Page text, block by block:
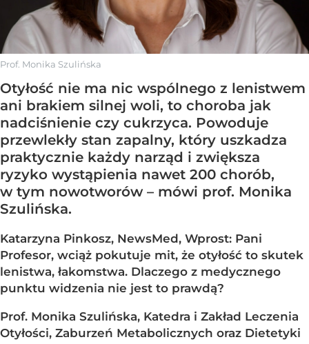
Prof. Monika Szulińska
Otyłość nie ma nic wspólnego z lenistwem
ani brakiem silnej woli, to choroba jak
nadciśnienie czy cukrzyca. Powoduje
przewlekły stan zapalny, który uszkadza
praktycznie każdy narząd i zwiększa
ryzyko wystąpienia nawet 200 chorób,
w tym nowotworów – mówi prof. Monika
Szulińska.
Katarzyna Pinkosz, NewsMed, Wprost: Pani
Profesor, wciąż pokutuje mit, że otyłość to skutek
lenistwa, łakomstwa. Dlaczego z medycznego
punktu widzenia nie jest to prawdą?
Prof. Monika Szulińska, Katedra i Zakład Leczenia
Otyłości, Zaburzeń Metabolicznych oraz Dietetyki